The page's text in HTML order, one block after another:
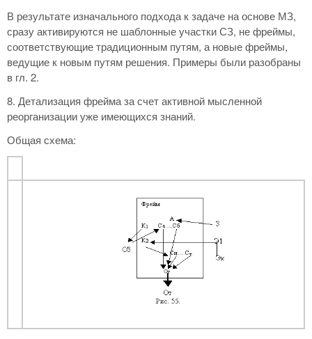
В результате изначального подхода к задаче на основе МЗ,
сразу активируются не шаблонные участки СЗ, не фреймы,
соответствующие традиционным путям, а новые фреймы,
ведущие к новым путям решения. Примеры были разобраны
в гл. 2.
8. Детализация фрейма за счет активной мысленной
реорганизации уже имеющихся знаний.
Общая схема: